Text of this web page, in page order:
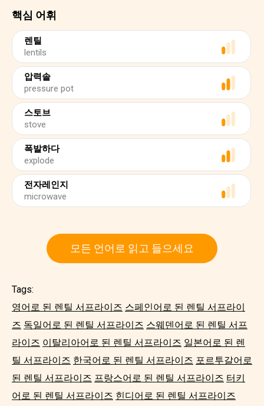
핵심 어휘
렌틸
lentils
압력솥
pressure pot
스토브
stove
폭발하다
explode
전자레인지
microwave
모든 언어로 읽고 들으세요
Tags:
영어로 된 렌틸 서프라이즈 스페인어로 된 렌틸 서프라이
즈 독일어로 된 렌틸 서프라이즈 스웨덴어로 된 렌틸 서프
라이즈 이탈리아어로 된 렌틸 서프라이즈 일본어로 된 렌
틸 서프라이즈 한국어로 된 렌틸 서프라이즈 포르투갈어로
된 렌틸 서프라이즈 프랑스어로 된 렌틸 서프라이즈 터키
어로 된 렌틸 서프라이즈 힌디어로 된 렌틸 서프라이즈